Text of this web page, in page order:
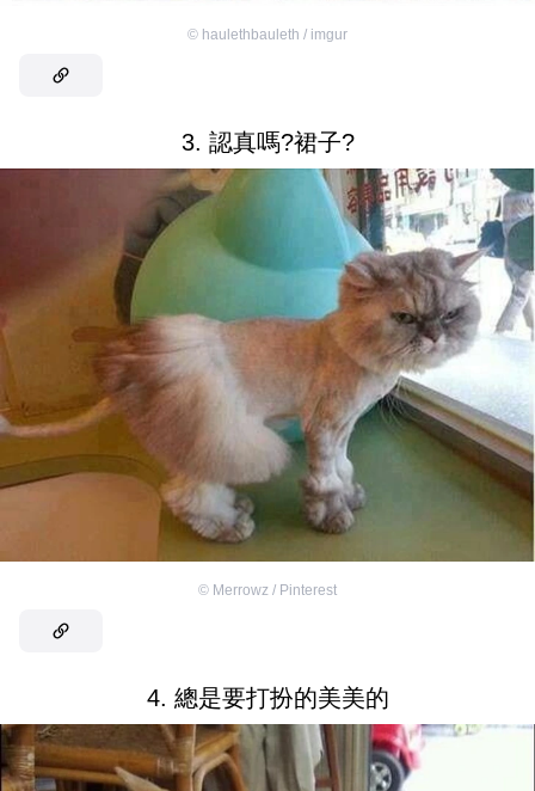
© haulethbauleth / imgur
3. 認真嗎?裙子?
© Merrowz / Pinterest
4. 總是要打扮的美美的